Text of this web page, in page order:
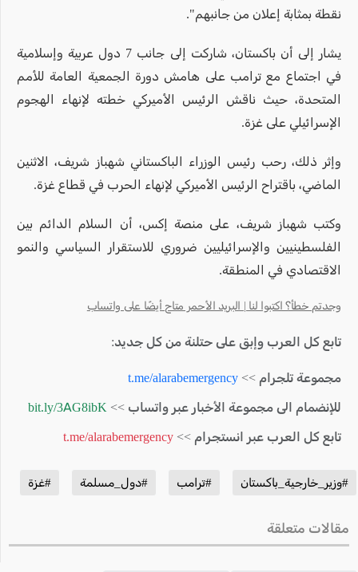
نقطة بمثابة إعلان من جانبهم".
يشار إلى أن باكستان، شاركت إلى جانب 7 دول عربية وإسلامية
في اجتماع مع ترامب على هامش دورة الجمعية العامة للأمم
المتحدة، حيث ناقش الرئيس الأميركي خطته لإنهاء الهجوم
الإسرائيلي على غزة.
وإثر ذلك، رحب رئيس الوزراء الباكستاني شهباز شريف، الاثنين
الماضي، باقتراح الرئيس الأميركي لإنهاء الحرب في قطاع غزة.
وكتب شهباز شريف، على منصة إكس، أن السلام الدائم بين
الفلسطينيين والإسرائيليين ضروري للاستقرار السياسي والنمو
الاقتصادي في المنطقة.
وجدتم خطأ؟ اكتبوا لنا | البريد الأحمر متاح أيضًا على واتساب
تابع كل العرب وإبق على حتلنة من كل جديد:
مجموعة تلجرام >> t.me/alarabemergency
للإنضمام الى مجموعة الأخبار عبر واتساب >> bit.ly/3AG8ibK
تابع كل العرب عبر انستجرام >> t.me/alarabemergency
#وزير_خارجية_باكستان #ترامب #دول_مسلمة #غزة
مقالات متعلقة